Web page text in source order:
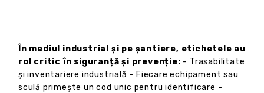
În mediul industrial și pe șantiere, etichetele au
rol critic în siguranță și prevenție: - Trasabilitate
și inventariere industrială - Fiecare echipament sau
sculă primește un cod unic pentru identificare -